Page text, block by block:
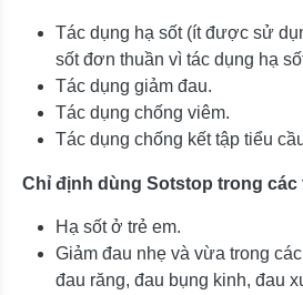
Tác dụng hạ sốt (ít được sử
sốt đơn thuần vì tác dụng hạ
Tác dụng giảm đau.
Tác dụng chống viêm.
Tác dụng chống kết tập tiểu
Chỉ định dùng Sotstop trong
Hạ sốt ở trẻ em.
Giảm đau nhẹ và vừa trong
đau răng, đau bụng kinh, đau